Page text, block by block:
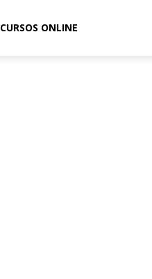
CURSOS ONLINE